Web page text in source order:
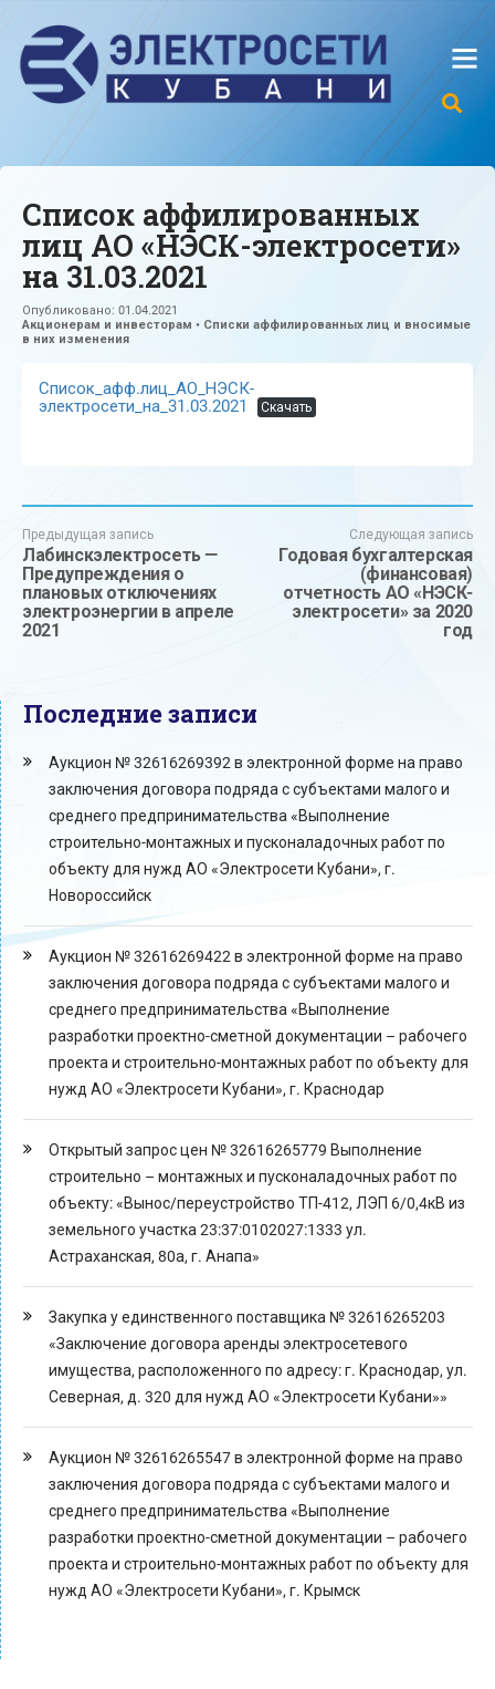
Список аффилированных
лиц АО «НЭСК-электросети»
на 31.03.2021
Опубликовано: 01.04.2021
Акционерам и инвесторам • Списки аффилированных лиц и вносимые
в них изменения
Список_афф.лиц_АО_НЭСК-
электросети_на_31.03.2021
Скачать
Предыдущая запись
Лабинскэлектросеть —
Предупреждения о
плановых отключениях
электроэнергии в апреле
2021
Следующая запись
Годовая бухгалтерская
(финансовая)
отчетность АО «НЭСК-
электросети» за 2020
год
Последние записи
Аукцион № 32616269392 в электронной форме на право
заключения договора подряда с субъектами малого и
среднего предпринимательства «Выполнение
строительно-монтажных и пусконаладочных работ по
объекту для нужд АО «Электросети Кубани», г.
Новороссийск
Аукцион № 32616269422 в электронной форме на право
заключения договора подряда с субъектами малого и
среднего предпринимательства «Выполнение
разработки проектно-сметной документации – рабочего
проекта и строительно-монтажных работ по объекту для
нужд АО «Электросети Кубани», г. Краснодар
Открытый запрос цен № 32616265779 Выполнение
строительно – монтажных и пусконаладочных работ по
объекту: «Вынос/переустройство ТП-412, ЛЭП 6/0,4кВ из
земельного участка 23:37:0102027:1333 ул.
Астраханская, 80а, г. Анапа»
Закупка у единственного поставщика № 32616265203
«Заключение договора аренды электросетевого
имущества, расположенного по адресу: г. Краснодар, ул.
Северная, д. 320 для нужд АО «Электросети Кубани»»
Аукцион № 32616265547 в электронной форме на право
заключения договора подряда с субъектами малого и
среднего предпринимательства «Выполнение
разработки проектно-сметной документации – рабочего
проекта и строительно-монтажных работ по объекту для
нужд АО «Электросети Кубани», г. Крымск